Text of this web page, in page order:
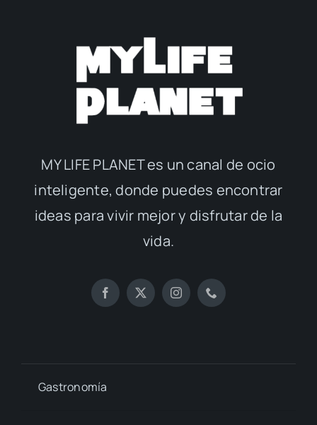
MY LIFE PLANET es un canal de ocio
inteligente, donde puedes encontrar
ideas para vivir mejor y disfrutar de la
vida.
Gastronomía